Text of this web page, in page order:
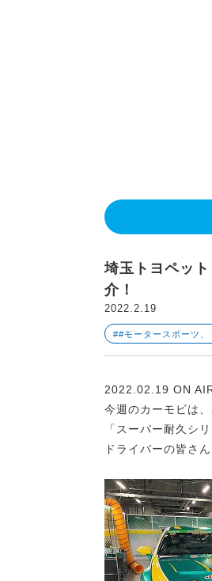
埼玉トヨペッ
介！
2022.2.19
##モータースポーツ
2022.02.19 ON
今週のカーモビは
「スーパー耐久シ
ドライバーの皆さ